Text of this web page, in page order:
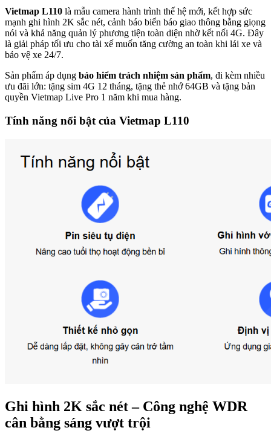
Vietmap L110 là mẫu camera hành trình thế hệ mới, kết hợp sức
mạnh ghi hình 2K sắc nét, cảnh báo biển báo giao thông bằng giọng
nói và khả năng quản lý phương tiện toàn diện nhờ kết nối 4G. Đây
là giải pháp tối ưu cho tài xế muốn tăng cường an toàn khi lái xe và
bảo vệ xe 24/7.
Sản phẩm áp dụng bảo hiểm trách nhiệm sản phẩm, đi kèm nhiều
ưu đãi lớn: tặng sim 4G 12 tháng, tặng thẻ nhớ 64GB và tặng bản
quyền Vietmap Live Pro 1 năm khi mua hàng.
Tính năng nổi bật của Vietmap L110
Ghi hình 2K sắc nét – Công nghệ WDR
cân bằng sáng vượt trội